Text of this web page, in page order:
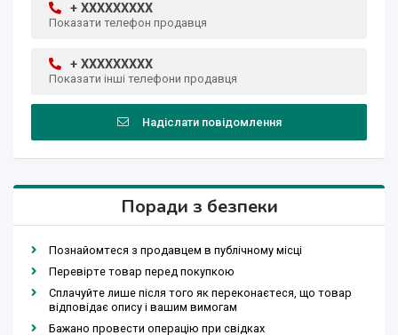
+ XXXXXXXXX
Показати телефон продавця
+ XXXXXXXXX
Показати інші телефони продавця
Надіслати повідомлення
Поради з безпеки
Познайомтеся з продавцем в публічному місці
Перевірте товар перед покупкою
Сплачуйте лише після того як переконаєтеся, що товар
відповідає опису і вашим вимогам
Бажано провести операцію при свідках